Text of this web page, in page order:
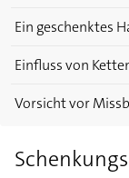
Ein geschenktes
Einfluss von
Vorsicht vor